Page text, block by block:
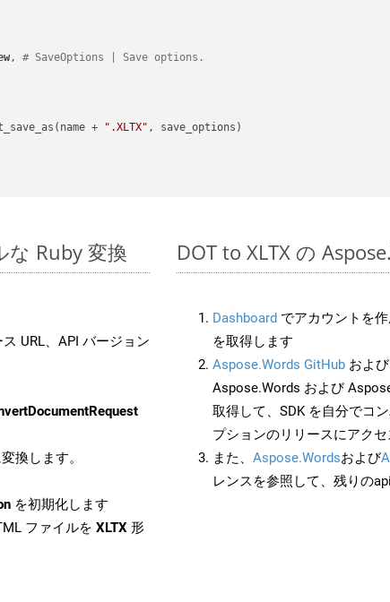
, # SaveOptions | Save options.
+
".XLTX" , save_options)
な Ruby 変換
URL、API バージョン
換します。
を初期化します
ファイルを XLTX 形
DOT to XLTX の
Dashboard でアカウントを
を取得します
Aspose.Words GitHub および
Aspose.Words および
取得して、SDK を自分でコ
プションのリリースにアクセ
また、 Aspose.Wordsおよび
レンスを参照して、残りの